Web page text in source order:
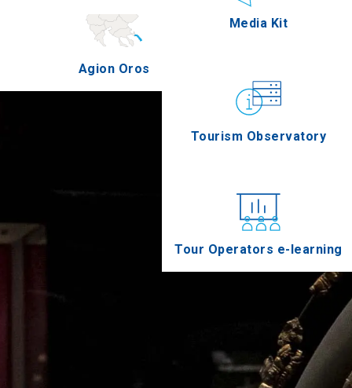
Agion Oros
Media Kit
Tourism Observatory
Tour Operators e-learning